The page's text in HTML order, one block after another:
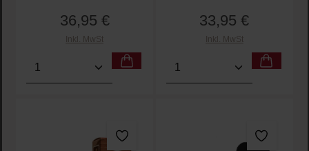
Regulärer Preis:
36,95 €
Inkl. MwSt
Produkt Anzahl: Gib den gewünschten Wert ein
Regulärer Preis:
33,95 €
Inkl. MwSt
Produkt Anzahl: Gib